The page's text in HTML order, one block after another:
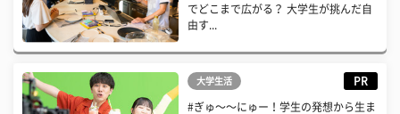
でどこまで広がる？ 大学生が挑んだ自
由す...
大学生活 PR
#ぎゅ〜〜にゅー！学生の発想から生ま